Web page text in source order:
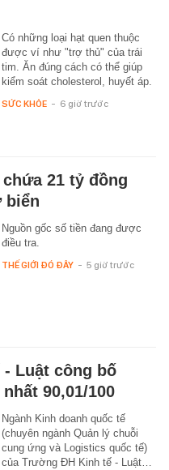
Có những loại hạt quen thuộc
được ví như "trợ thủ" của trái
tim. Ăn đúng cách có thể giúp
kiểm soát cholesterol, huyết áp.
SỨC KHỎE - 6 giờ trước
21 tỷ đồng
biển
Nguồn gốc số tiền đang được
điều tra.
THẾ GIỚI ĐÓ ĐÂY - 5 giờ trước
Luật công bố
90,01/100
Ngành Kinh doanh quốc tế
(chuyên ngành Quản lý chuỗi
cung ứng và Logistics quốc tế)
của Trường ĐH Kinh tế - Luật…